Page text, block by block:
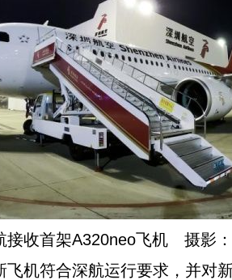
收首架A320neo飞机 摄影：
符合深航运行要求，并对